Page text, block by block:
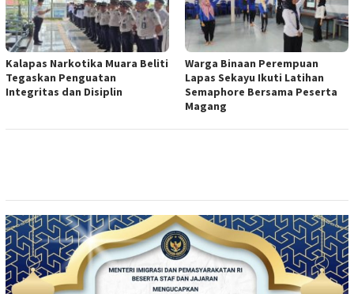
Kalapas Narkotika Muara Beliti
Tegaskan Penguatan
Integritas dan Disiplin
Warga Binaan Perempuan
Lapas Sekayu Ikuti Latihan
Semaphore Bersama Peserta
Magang